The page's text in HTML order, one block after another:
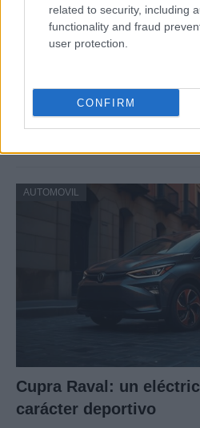
related to security, including
functionality and fraud
user protection.
CONFIRM
Cómo obtener el
para conducir y viajar
AUTOMOVIL
Cupra Raval: un
carácter deportivo